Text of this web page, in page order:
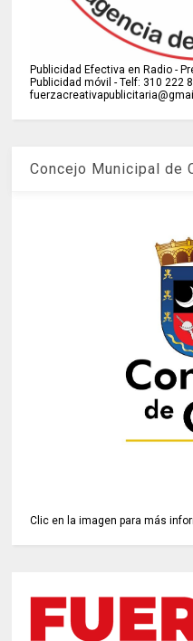
Publicidad Efectiva en Radio -
Publicidad móvil - Telf: 310 222
Concejo Municipal de
Clic en la imagen para más